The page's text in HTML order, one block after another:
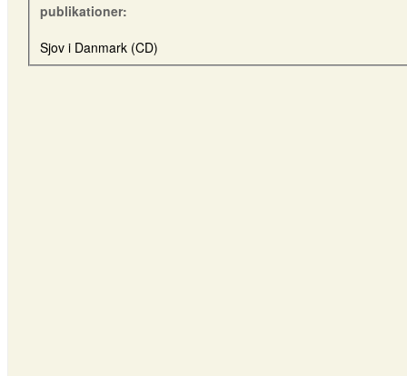
publikationer:
Sjov i Danmark (CD)